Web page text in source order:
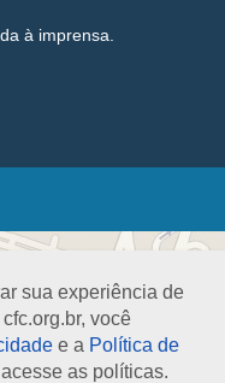
sua experiência de
você
e a Política de
as políticas.
à imprensa.